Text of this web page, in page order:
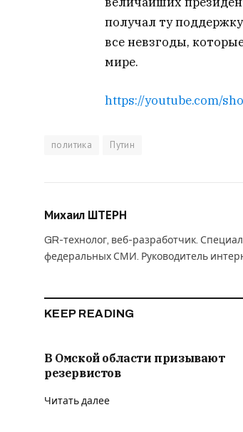
получал ту
все невзгоды,
мире.
https://youtube.com/
политика Путин
Михаил ШТЕРН
GR-технолог, веб-разработчик.
федеральных СМИ. Руководитель
KEEP READING
В Омской области призывают
резервистов
Читать далее